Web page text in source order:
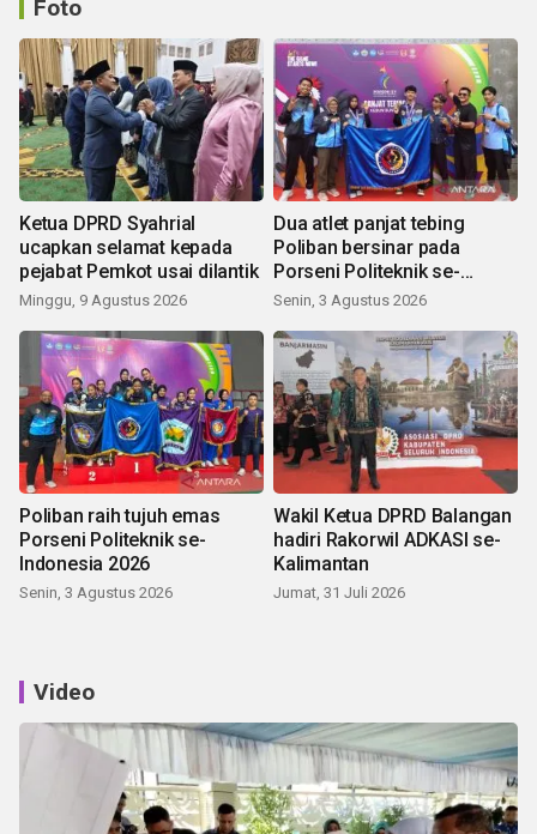
Foto
Ketua DPRD Syahrial
ucapkan selamat kepada
pejabat Pemkot usai dilantik
Minggu, 9 Agustus 2026
Dua atlet panjat tebing
Poliban bersinar pada
Porseni Politeknik se-
Indonesia 2026
Senin, 3 Agustus 2026
Poliban raih tujuh emas
Porseni Politeknik se-
Indonesia 2026
Senin, 3 Agustus 2026
Wakil Ketua DPRD Balangan
hadiri Rakorwil ADKASI se-
Kalimantan
Jumat, 31 Juli 2026
Video